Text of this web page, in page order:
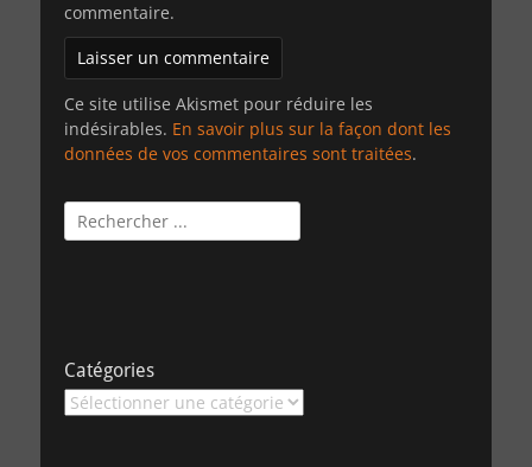
commentaire.
Ce site utilise Akismet pour réduire les
indésirables. En savoir plus sur la façon dont les
données de vos commentaires sont traitées.
Rechercher :
Catégories
Catégories